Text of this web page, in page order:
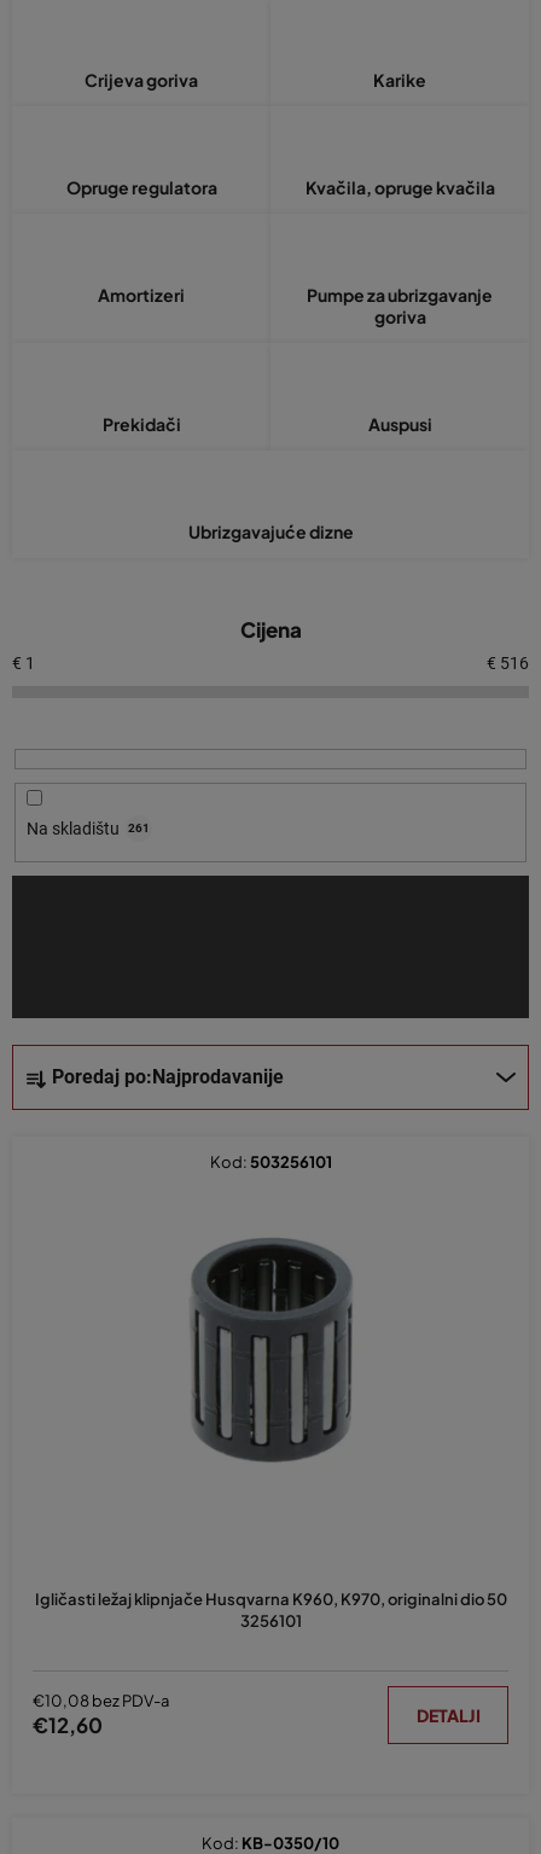
Crijeva goriva Karike
Opruge regulatora Kvačila, opruge kvačila
Amortizeri
Pumpe za ubrizgavanje
goriva
Prekidači Auspusi
Ubrizgavajuće dizne
o
r
Poredaj po:Najprodavanije
Cijena
€ 1 € 516
Na skladištu 261
p
p
r
o
i
a
Igličasti ležaj klipnjače Husqvarna K960, K970, originalni dio 50
3256101
€10,08 bez PDV-a
€12,60 DETALJI
Kod: 503256101
Kod: KB-0350/10